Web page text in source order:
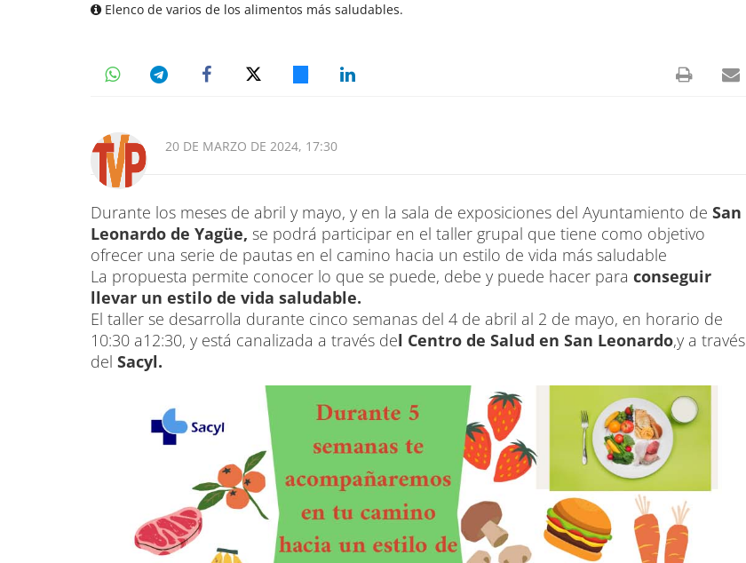
Elenco de varios de los alimentos más saludables.
20 DE MARZO DE 2024, 17:30
Durante los meses de abril y mayo, y en la sala de exposiciones del Ayuntamiento de San
Leonardo de Yagüe, se podrá participar en el taller grupal que tiene como objetivo
ofrecer una serie de pautas en el camino hacia un estilo de vida más saludable
La propuesta permite conocer lo que se puede, debe y puede hacer para conseguir
llevar un estilo de vida saludable.
El taller se desarrolla durante cinco semanas del 4 de abril al 2 de mayo, en horario de
10:30 a12:30, y está canalizada a través del Centro de Salud en San Leonardo,y a través
del Sacyl.